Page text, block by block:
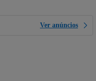
Ver anúncios